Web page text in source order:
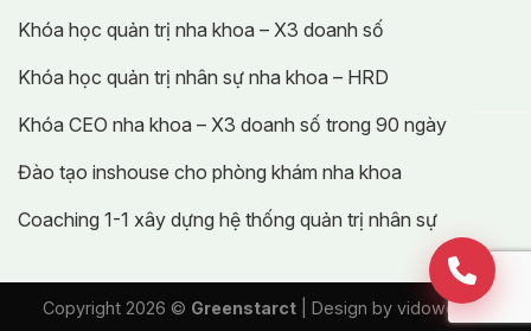
Khóa học quản trị nha khoa – X3 doanh số
Khóa học quản trị nhân sự nha khoa – HRD
Khóa CEO nha khoa – X3 doanh số trong 90 ngày
Đào tạo inshouse cho phòng khám nha khoa
Coaching 1-1 xây dựng hệ thống quản trị nhân sự
Copyright 2026 © Greenstarct| Design by vidoweb.vn